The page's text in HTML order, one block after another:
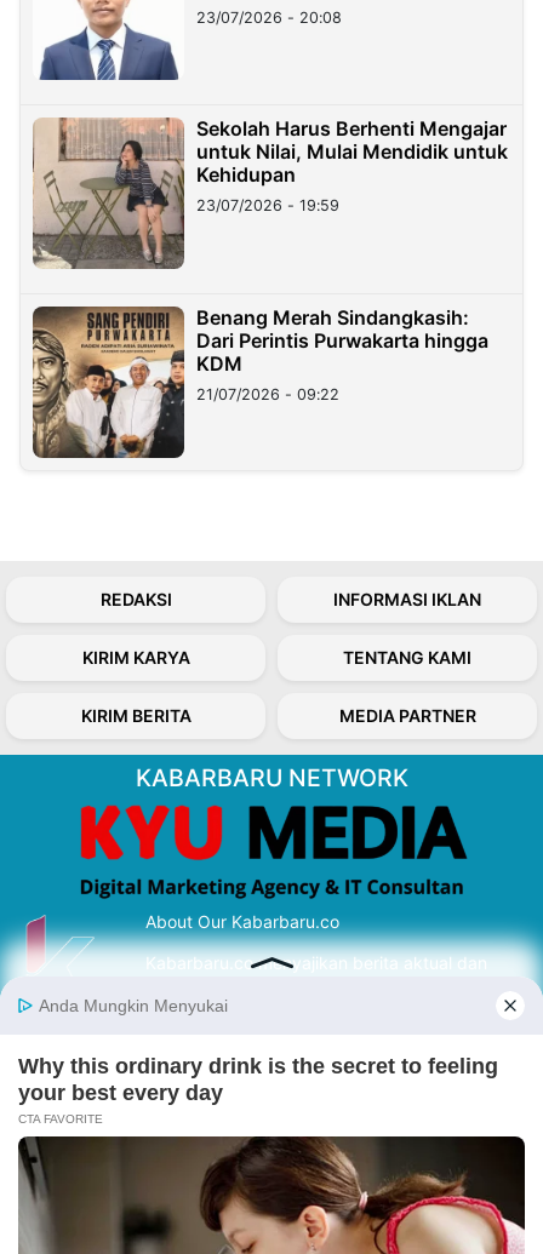
23/07/2026 - 20:08
Sekolah Harus Berhenti Mengajar
untuk Nilai, Mulai Mendidik untuk
Kehidupan
23/07/2026 - 19:59
Benang Merah Sindangkasih:
Dari Perintis Purwakarta hingga
KDM
21/07/2026 - 09:22
REDAKSI INFORMASI IKLAN
KIRIM KARYA TENTANG KAMI
KIRIM BERITA MEDIA PARTNER
KABARBARU NETWORK
About Our Kabarbaru.co
Kabarbaru.co menyajikan berita aktual dan
serta terverifikasi dari sumber yang tepat.
Follow Kabarbaru